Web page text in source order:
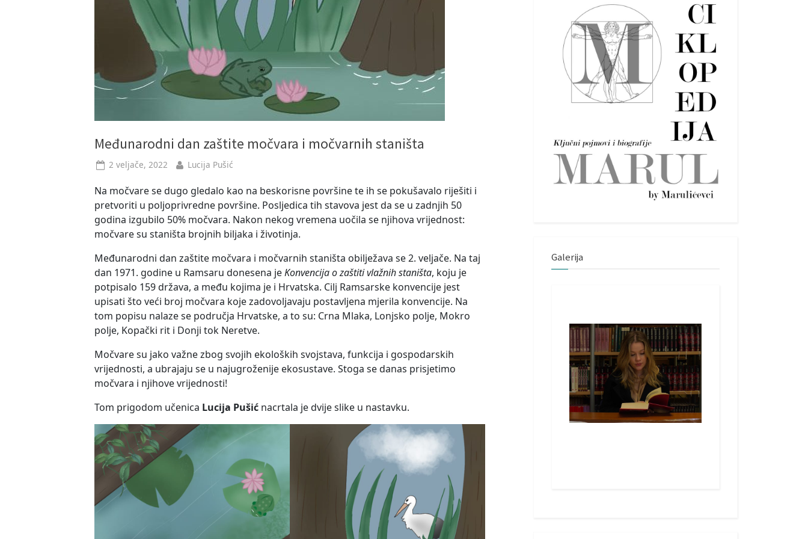
Međunarodni dan zaštite močvara i močvarnih staništa
Posted
2 veljače, 2022 By
Lucija Pušić
Na močvare se dugo gledalo kao na beskorisne površine te ih se pokušavalo riješiti i
pretvoriti u poljoprivredne površine. Posljedica tih stavova jest da se u zadnjih 50
godina izgubilo 50% močvara. Nakon nekog vremena uočila se njihova vrijednost:
močvare su staništa brojnih biljaka i životinja.
Međunarodni dan zaštite močvara i močvarnih staništa obilježava se 2. veljače. Na taj
dan 1971. godine u Ramsaru donesena jeKonvencija o zaštiti vlažnih staništa, koju je
potpisalo 159 država, a među kojima je i Hrvatska. Cilj Ramsarske konvencije jest
upisati što veći broj močvara koje zadovoljavaju postavljena mjerila konvencije. Na
tom popisu nalaze se područja Hrvatske, a to su: Crna Mlaka, Lonjsko polje, Mokro
polje, Kopački rit i Donji tok Neretve.
Močvare su jako važne zbog svojih ekoloških svojstava, funkcija i gospodarskih
vrijednosti, a ubrajaju se u najugroženije ekosustave. Stoga se danas prisjetimo
močvara i njihove vrijednosti!
Tom prigodom učenica Lucija Pušić nacrtala je dvije slike u nastavku.
Galerija